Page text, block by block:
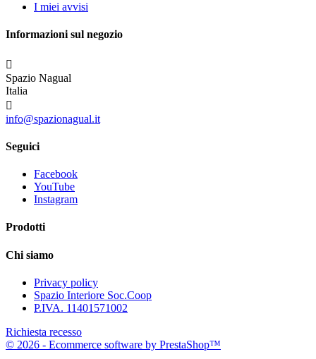
I miei avvisi
Informazioni sul negozio

Spazio Nagual
Italia

info@spazionagual.it
Seguici
Facebook
YouTube
Instagram
Prodotti
Chi siamo
Privacy policy
Spazio Interiore Soc.Coop
P.IVA. 11401571002
Richiesta recesso
© 2026 - Ecommerce software by PrestaShop™